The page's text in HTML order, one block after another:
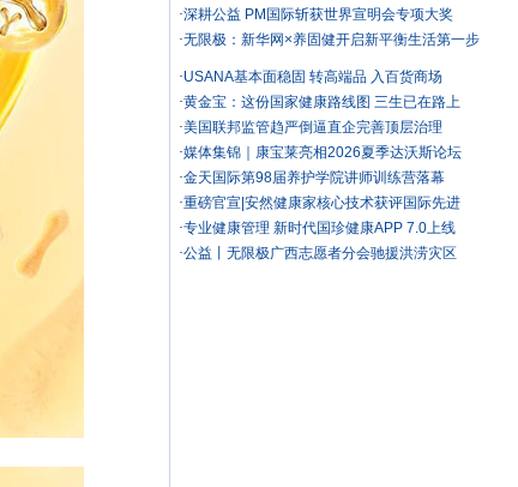
·深耕公益 PM国际斩获世界宣明会专项大奖
·无限极：新华网×养固健开启新平衡生活第一步
·USANA基本面稳固 转高端品 入百货商场
·黄金宝：这份国家健康路线图 三生已在路上
·美国联邦监管趋严倒逼直企完善顶层治理
·媒体集锦｜康宝莱亮相2026夏季达沃斯论坛
·金天国际第98届养护学院讲师训练营落幕
·重磅官宣|安然健康家核心技术获评国际先进
·专业健康管理 新时代国珍健康APP 7.0上线
·公益丨无限极广西志愿者分会驰援洪涝灾区